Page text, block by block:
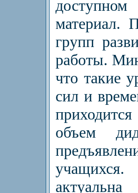
материал.
групп
работы.
что такие
сил и
объем